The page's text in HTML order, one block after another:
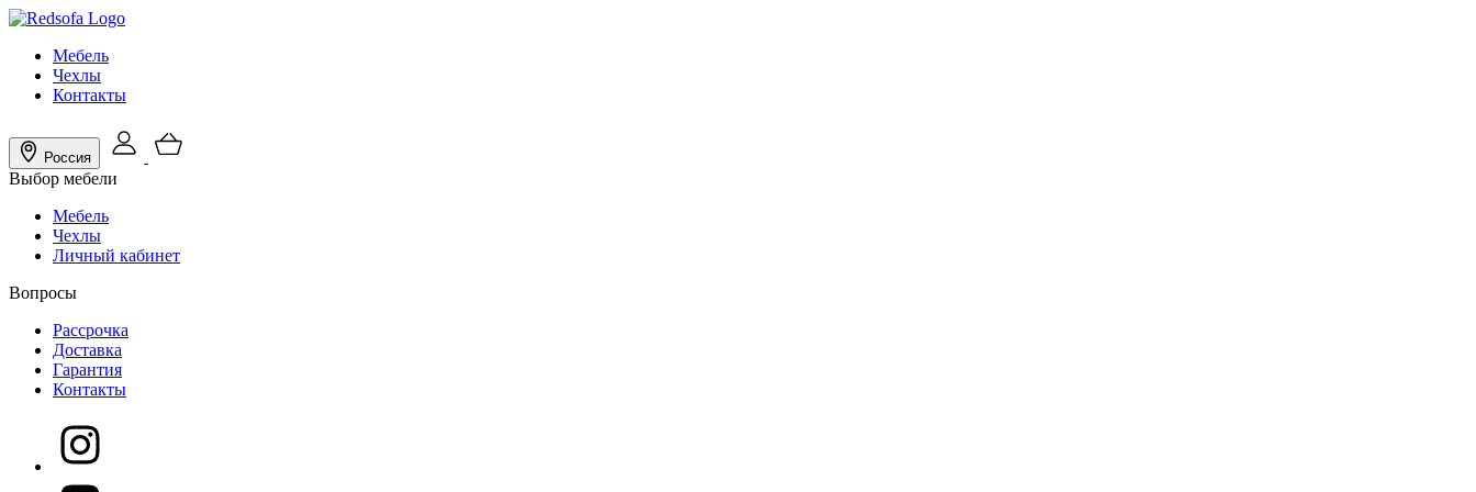
Мебель
Чехлы
Контакты
Россия
Выбор мебели
Мебель
Чехлы
Личный кабинет
Вопросы
Рассрочка
Доставка
Гарантия
Контакты